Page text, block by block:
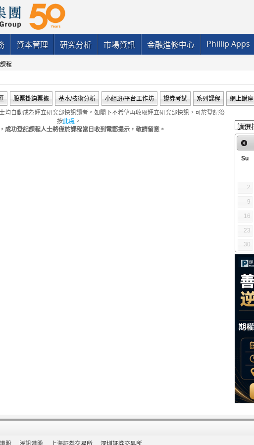
資本管理 研究分析 市場資訊 金融進修中心 Phillip Apps
程
股票掛鉤票據 基本/技術分析 小組班/平台工作坊 證券考試 系列課程
網上講座
Su
2
9
16
23
30
均自動成為輝立研究部快訊讀者。如閣下不希望再收取輝立研究部快訊，可於登記後
按此處 。
成功登記課程人士將僅於課程當日收到電郵提示，敬請留意。